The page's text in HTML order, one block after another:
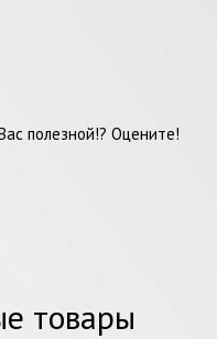
полезной!? Оцените!
товары